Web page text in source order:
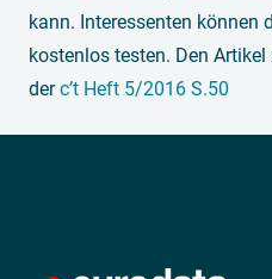
kann. Interessenten können
kostenlos testen. Den Artikel
derc’t Heft 5/2016 S.50